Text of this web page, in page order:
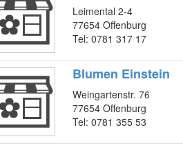
Leimental 2-4
77654 Offenburg
Tel: 0781 317 17
Blumen Einstein
Weingartenstr. 76
77654 Offenburg
Tel: 0781 355 53